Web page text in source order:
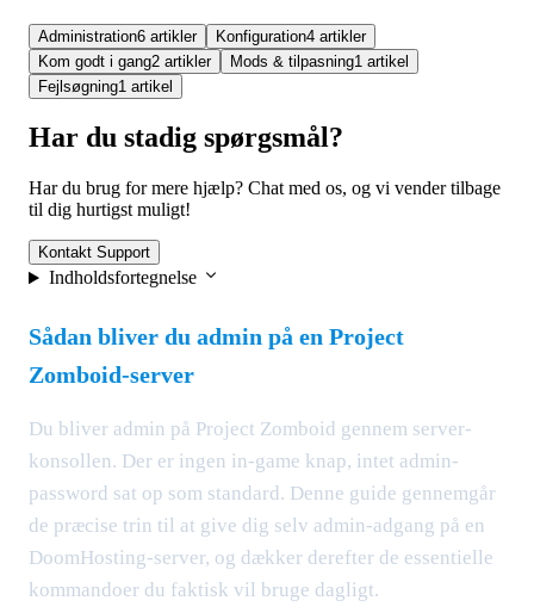
Administration6 artikler Konfiguration4 artikler
Kom godt i gang2 artikler Mods & tilpasning1 artikel
Fejlsøgning1 artikel
Har du stadig spørgsmål?
Har du brug for mere hjælp? Chat med os, og vi vender tilbage
til dig hurtigst muligt!
Kontakt Support
Indholdsfortegnelse
Sådan bliver du admin på en Project
Zomboid-server
Du bliver admin på Project Zomboid gennem server-
konsollen. Der er ingen in-game knap, intet admin-
password sat op som standard. Denne guide gennemgår
de præcise trin til at give dig selv admin-adgang på en
DoomHosting-server, og dækker derefter de essentielle
kommandoer du faktisk vil bruge dagligt.